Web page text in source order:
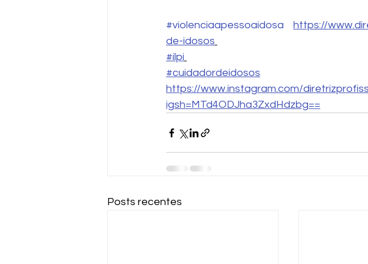
#violenciaapessoaidosa
https://
de-idosos
#ilpi
#cuidadordeidosos
https://www.instagram.com/
igsh=MTd4ODJha3ZxdHdzbg==
Posts recentes